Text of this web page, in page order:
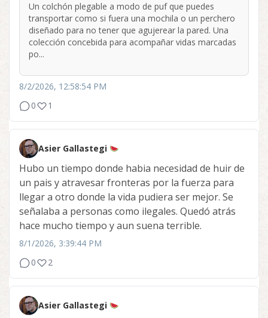
Un colchón plegable a modo de puf que puedes
transportar como si fuera una mochila o un perchero
diseñado para no tener que agujerear la pared. Una
colección concebida para acompañar vidas marcadas
po...
8/2/2026, 12:58:54 PM
0
1
Asier Gallastegi
Hubo un tiempo donde habia necesidad de huir de
un pais y atravesar fronteras por la fuerza para
llegar a otro donde la vida pudiera ser mejor. Se
señalaba a personas como ilegales. Quedó atrás
hace mucho tiempo y aun suena terrible.
8/1/2026, 3:39:44 PM
0
2
Asier Gallastegi